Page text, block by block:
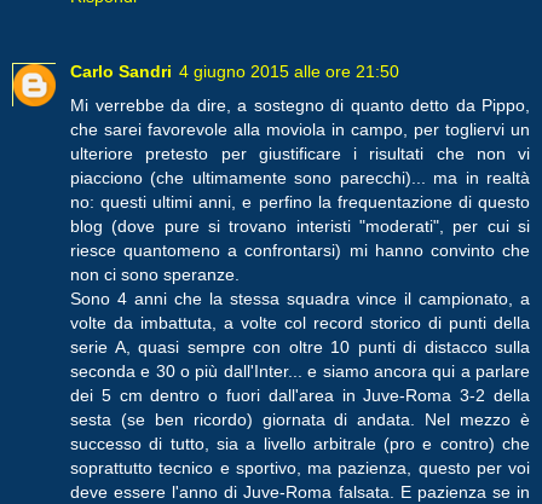
Carlo Sandri 4 giugno 2015 alle ore 21:50
Mi verrebbe da dire, a sostegno di quanto detto da Pippo,
che sarei favorevole alla moviola in campo, per togliervi un
ulteriore pretesto per giustificare i risultati che non vi
piacciono (che ultimamente sono parecchi)... ma in realtà
no: questi ultimi anni, e perfino la frequentazione di questo
blog (dove pure si trovano interisti "moderati", per cui si
riesce quantomeno a confrontarsi) mi hanno convinto che
non ci sono speranze.
Sono 4 anni che la stessa squadra vince il campionato, a
volte da imbattuta, a volte col record storico di punti della
serie A, quasi sempre con oltre 10 punti di distacco sulla
seconda e 30 o più dall'Inter... e siamo ancora qui a parlare
dei 5 cm dentro o fuori dall'area in Juve-Roma 3-2 della
sesta (se ben ricordo) giornata di andata. Nel mezzo è
successo di tutto, sia a livello arbitrale (pro e contro) che
soprattutto tecnico e sportivo, ma pazienza, questo per voi
deve essere l'anno di Juve-Roma falsata. E pazienza se in